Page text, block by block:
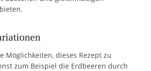
Möglichkeiten, dieses Rezept zu
zum Beispiel die Erdbeeren durch